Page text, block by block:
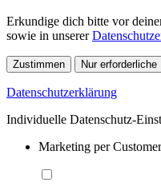
Erkundige dich bitte vor
sowie in unserer
Zustimmen Nur erforderliche
Datenschutzerklärung
Individuelle Datenschutz-
Marketing per